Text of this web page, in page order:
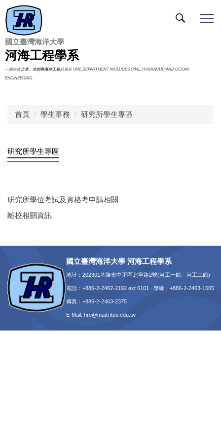
跳
到
主
要
內
容
區
國立臺灣海洋大學
河海工程學系
一個結合土木、水利與海洋工程的系所 ONE DEPARTMENT INCLUDES CIVIL, HYDRAULIC AND OCEAN
ENGINEERING.
首頁 學生事務 研究所學生專區
研究所學生專區
研究所學位考試及資格考申請相關
離校相關資訊
國立臺灣海洋大學 河海工程學系
地址：202301基隆市中正區北寧路2號(河工一館、河工二館)
電話：+886-2-2462-2192 ext 6101 ‧ 專線：+886-2-2463-1665
傳真：+886-2-2463-2375
E-Mail: hre@mail.ntou.edu.tw